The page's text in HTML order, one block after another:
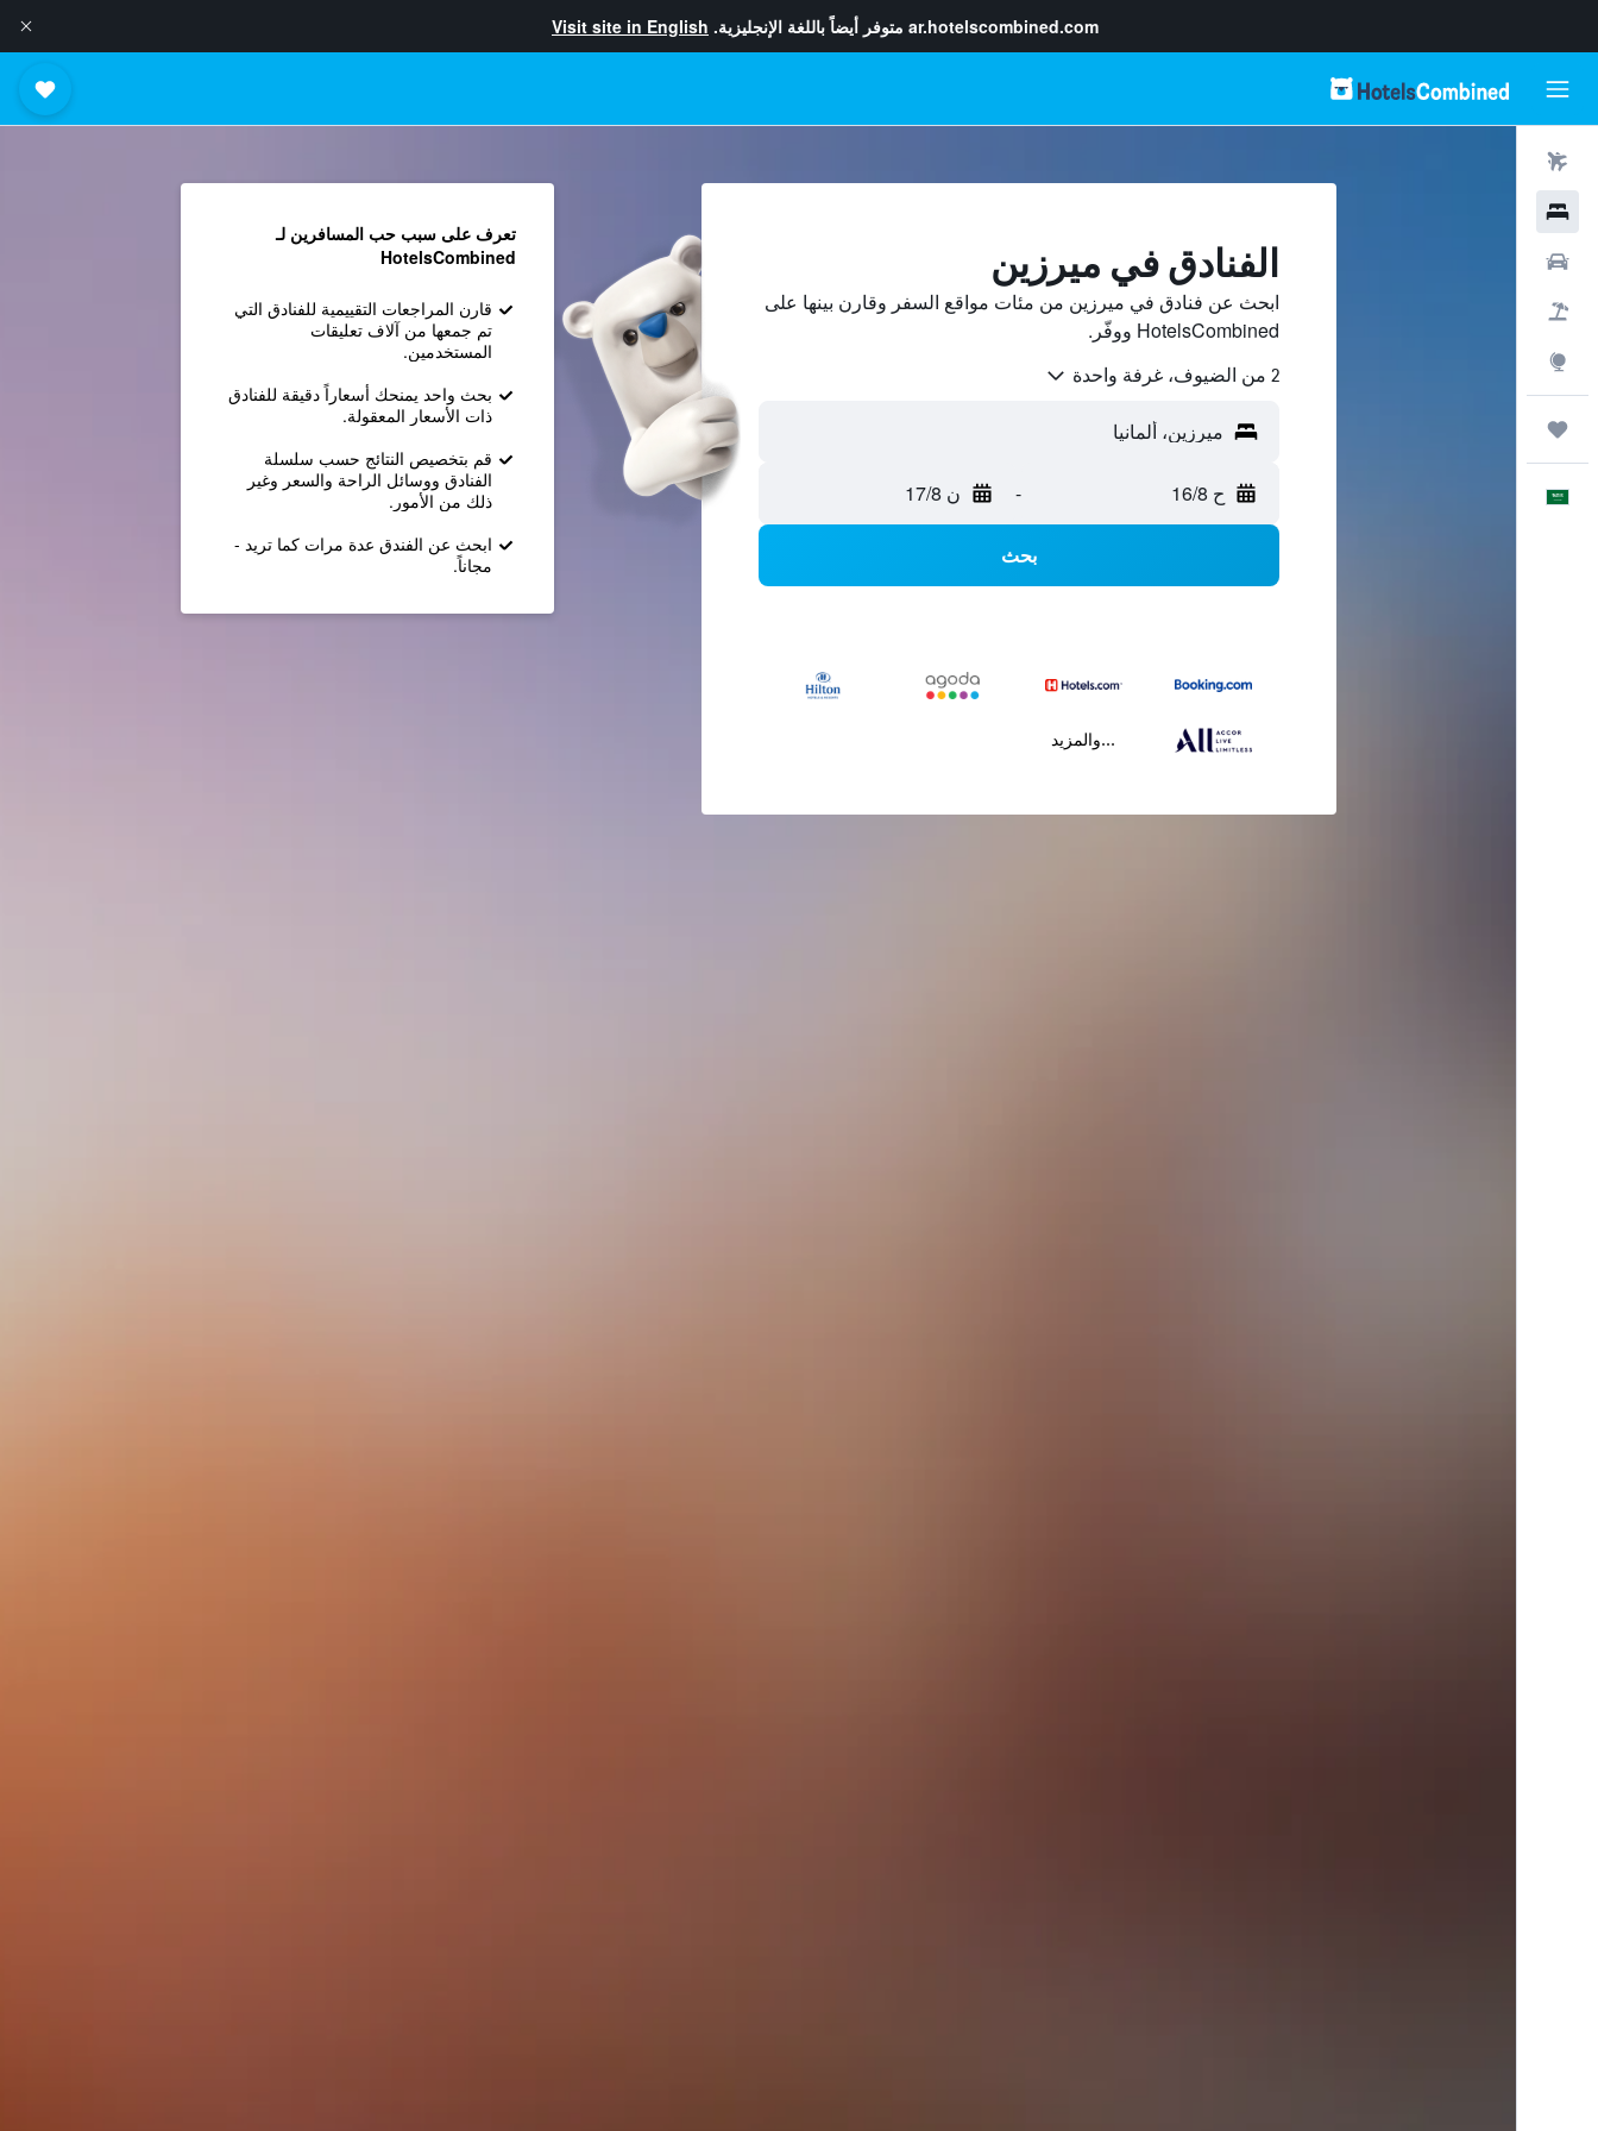
ar.hotelscombined.com متوفر أيضاً باللغة الإنجليزية. Visit site in English
الفنادق في ميرزين
ابحث عن فنادق في ميرزين من مئات مواقع السفر وقارن بينها على
HotelsCombined ووفّر.
2 من الضيوف، غرفة واحدة
ح 16/8 - ن 17/8
بحث
...والمزيد
تعرف على سبب حب المسافرين لـ
HotelsCombined
قارن المراجعات التقييمية للفنادق التي
تم جمعها من آلاف تعليقات
المستخدمين.
بحث واحد يمنحك أسعاراً دقيقة للفنادق
ذات الأسعار المعقولة.
قم بتخصيص النتائج حسب سلسلة
الفنادق ووسائل الراحة والسعر وغير
ذلك من الأمور.
ابحث عن الفندق عدة مرات كما تريد -
مجاناً.